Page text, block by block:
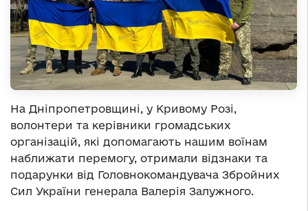
На Дніпропетровщині, у Кривому Розі,
волонтери та керівники громадських
організацій, які допомагають нашим воїнам
наближати перемогу, отримали відзнаки та
подарунки від Головнокомандувача Збройних
Сил України генерала Валерія Залужного.